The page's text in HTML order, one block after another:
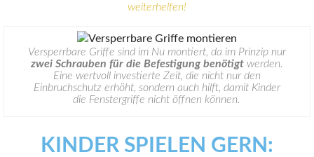
weiterhelfen!
Versperrbare Griffe sind im Nu montiert, da im Prinzip nur
zwei Schrauben für die Befestigung benötigtwerden.
Eine wertvoll investierte Zeit, die nicht nur den
Einbruchschutz erhöht, sondern auch hilft, damit Kinder
die Fenstergriffe nicht öffnen können.
KINDER SPIELEN GERN: